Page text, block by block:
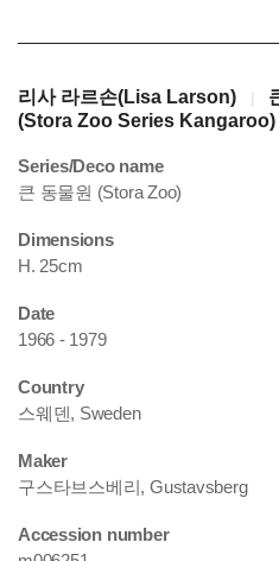
리사 라르손(Lisa Larson)
(Stora Zoo Series Kangaroo)
Series/Deco name
큰 동물원 (Stora Zoo)
Dimensions
H. 25cm
Date
1966 - 1979
Country
스웨덴, Sweden
Maker
구스타브스베리, Gustavsberg
Accession number